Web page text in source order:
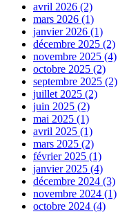
avril 2026 (2)
mars 2026 (1)
janvier 2026 (1)
décembre 2025 (2)
novembre 2025 (4)
octobre 2025 (2)
septembre 2025 (2)
juillet 2025 (2)
juin 2025 (2)
mai 2025 (1)
avril 2025 (1)
mars 2025 (2)
février 2025 (1)
janvier 2025 (4)
décembre 2024 (3)
novembre 2024 (1)
octobre 2024 (4)